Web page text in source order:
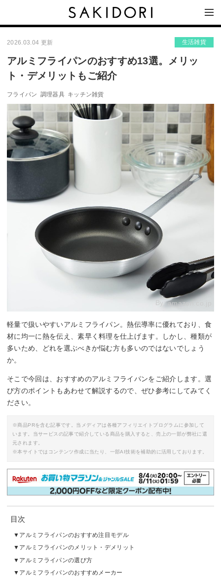
2026.03.04 更新 生活雑貨
アルミフライパンのおすすめ13選。メリッ
ト・デメリットもご紹介
フライパン 調理器具 キッチン雑貨
By:amazon.co.jp
軽量で扱いやすいアルミフライパン。熱伝導率に優れており、食
材に均一に熱を伝え、素早く料理を仕上げます。しかし、種類が
多いため、どれを選ぶべきか悩む方も多いのではないでしょう
か。
そこで今回は、おすすめのアルミフライパンをご紹介します。選
び方のポイントもあわせて解説するので、ぜひ参考にしてみてく
ださい。
※商品PRを含む記事です。当メディアは各種アフィリエイトプログラムに参加して
います。当サービスの記事で紹介している商品を購入すると、売上の一部が弊社に還
元されます。
※本サイトではコンテンツ作成に当たり、一部AI技術を補助的に活用しております。
目次
アルミフライパンのおすすめ注目モデル
アルミフライパンのメリット・デメリット
アルミフライパンの選び方
アルミフライパンのおすすめメーカー